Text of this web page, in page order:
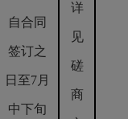
自合同
签订之
日至7月
中下旬
详
见
磋
商